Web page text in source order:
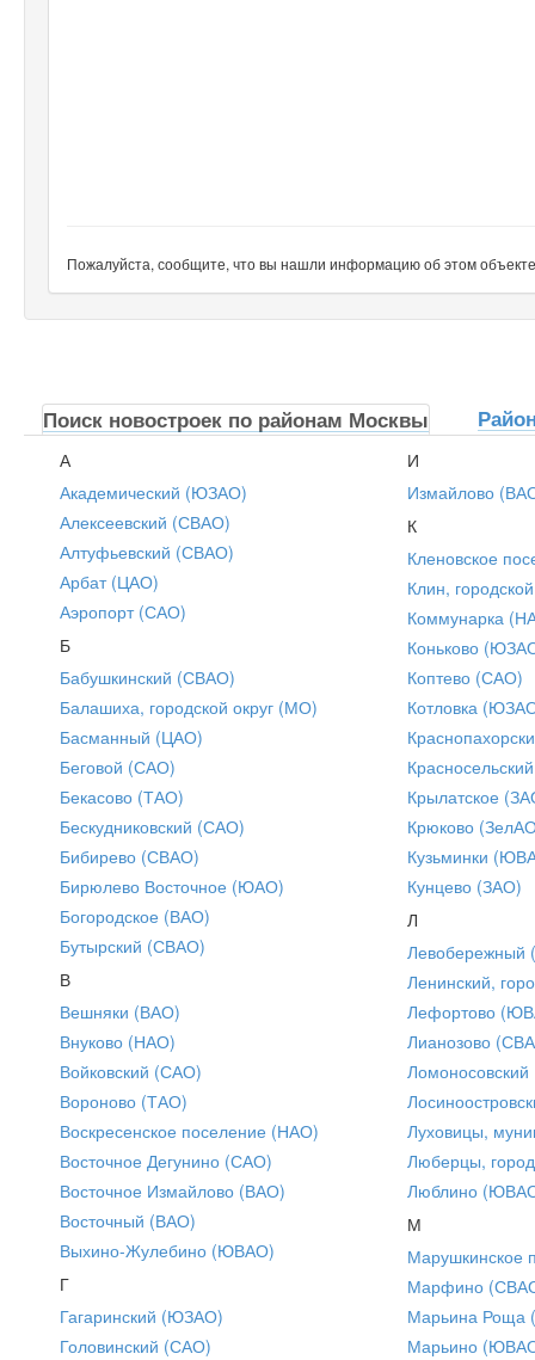
Пожалуйста, сообщите, что вы нашли информацию об этом
Поиск новостроек по районам Москвы
А
Академический (ЮЗАО)
Алексеевский (СВАО)
Алтуфьевский (СВАО)
Арбат (ЦАО)
Аэропорт (САО)
Б
Бабушкинский (СВАО)
Балашиха, городской округ (МО)
Басманный (ЦАО)
Беговой (САО)
Бекасово (ТАО)
Бескудниковский (САО)
Бибирево (СВАО)
Бирюлево Восточное (ЮАО)
Богородское (ВАО)
Бутырский (СВАО)
В
Вешняки (ВАО)
Внуково (НАО)
Войковский (САО)
Вороново (ТАО)
Воскресенское поселение (НАО)
Восточное Дегунино (САО)
Восточное Измайлово (ВАО)
Восточный (ВАО)
Выхино-Жулебино (ЮВАО)
Г
Гагаринский (ЮЗАО)
Головинский (САО)
И
Измайлово
К
Кленовское
Клин,
Коммунарка
Коньково
Коптево (САО)
Котловка
Крылатское
Крюково
Кузьминки
Кунцево (ЗАО)
Л
Ленинский,
Лефортово
Лианозово
Луховицы,
Люберцы,
Люблино
М
Марушкинское
Марфино
Марьина Роща
Марьино